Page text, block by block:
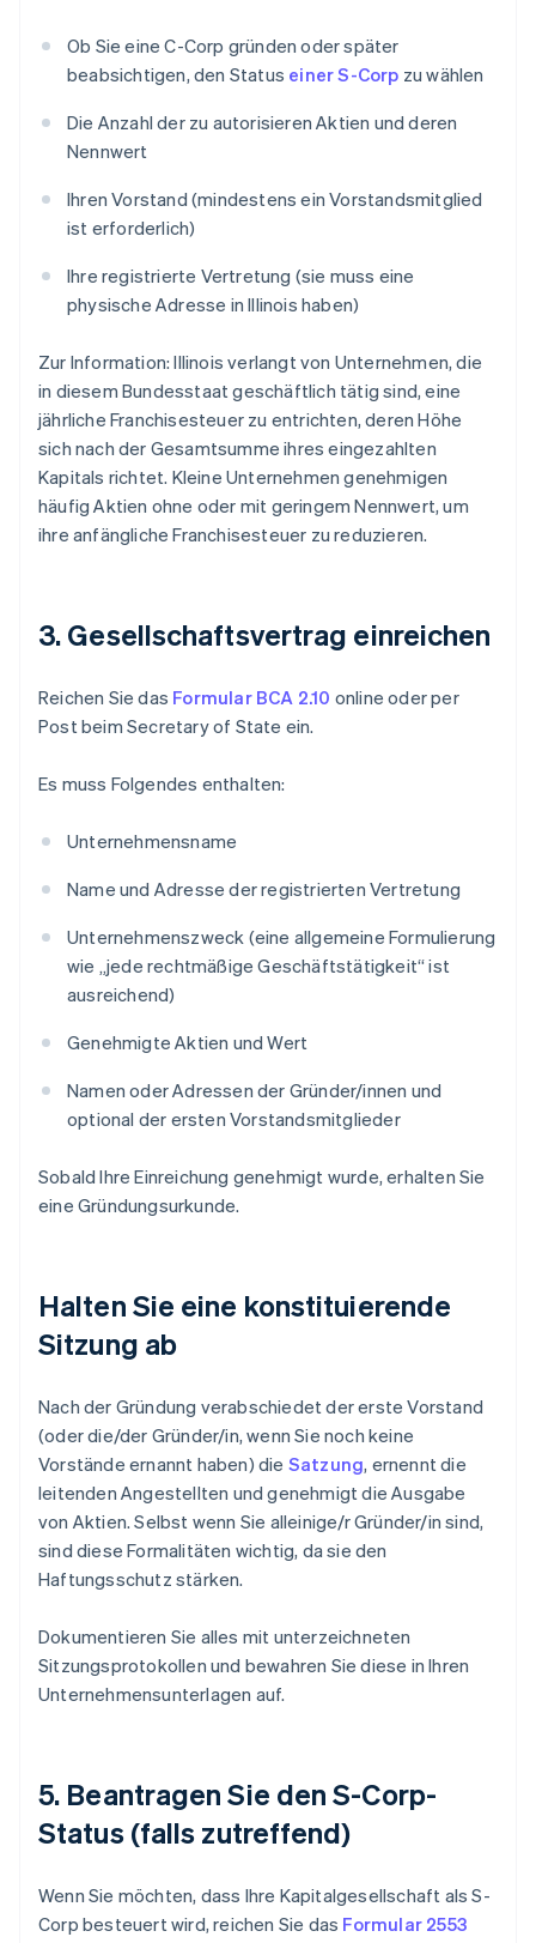
Ob Sie eine C-Corp gründen oder später
beabsichtigen, den Status einer S-Corp zu wählen
Die Anzahl der zu autorisieren Aktien und deren
Nennwert
Ihren Vorstand (mindestens ein Vorstandsmitglied
ist erforderlich)
Ihre registrierte Vertretung (sie muss eine
physische Adresse in Illinois haben)
Zur Information: Illinois verlangt von Unternehmen, die
in diesem Bundesstaat geschäftlich tätig sind, eine
jährliche Franchisesteuer zu entrichten, deren Höhe
sich nach der Gesamtsumme ihres eingezahlten
Kapitals richtet. Kleine Unternehmen genehmigen
häufig Aktien ohne oder mit geringem Nennwert, um
ihre anfängliche Franchisesteuer zu reduzieren.
3. Gesellschaftsvertrag einreichen
Reichen Sie das Formular BCA 2.10 online oder per
Post beim Secretary of State ein.
Es muss Folgendes enthalten:
Unternehmensname
Name und Adresse der registrierten Vertretung
Unternehmenszweck (eine allgemeine Formulierung
wie „jede rechtmäßige Geschäftstätigkeit“ ist
ausreichend)
Genehmigte Aktien und Wert
Namen oder Adressen der Gründer/innen und
optional der ersten Vorstandsmitglieder
Sobald Ihre Einreichung genehmigt wurde, erhalten Sie
eine Gründungsurkunde.
Halten Sie eine konstituierende
Sitzung ab
Nach der Gründung verabschiedet der erste Vorstand
(oder die/der Gründer/in, wenn Sie noch keine
Vorstände ernannt haben) die Satzung, ernennt die
leitenden Angestellten und genehmigt die Ausgabe
von Aktien. Selbst wenn Sie alleinige/r Gründer/in sind,
sind diese Formalitäten wichtig, da sie den
Haftungsschutz stärken.
Dokumentieren Sie alles mit unterzeichneten
Sitzungsprotokollen und bewahren Sie diese in Ihren
Unternehmensunterlagen auf.
5. Beantragen Sie den S-Corp-
Status (falls zutreffend)
Wenn Sie möchten, dass Ihre Kapitalgesellschaft als S-
Corp besteuert wird, reichen Sie das Formular 2553